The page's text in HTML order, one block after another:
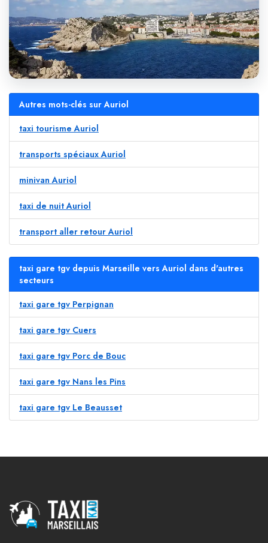
Autres mots-clés sur Auriol
taxi tourisme Auriol
transports spéciaux Auriol
minivan Auriol
taxi de nuit Auriol
transport aller retour Auriol
taxi gare tgv depuis Marseille vers Auriol dans d'autres
secteurs
taxi gare tgv Perpignan
taxi gare tgv Cuers
taxi gare tgv Porc de Bouc
taxi gare tgv Nans les Pins
taxi gare tgv Le Beausset